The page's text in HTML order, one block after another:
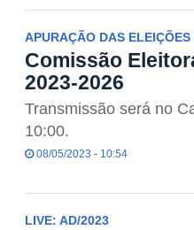
APURAÇÃO DAS ELEIÇÕES
Comissão
2023-2026
Transmissão será no
10:00.
08/05/2023 - 10:54
LIVE: AD/2023